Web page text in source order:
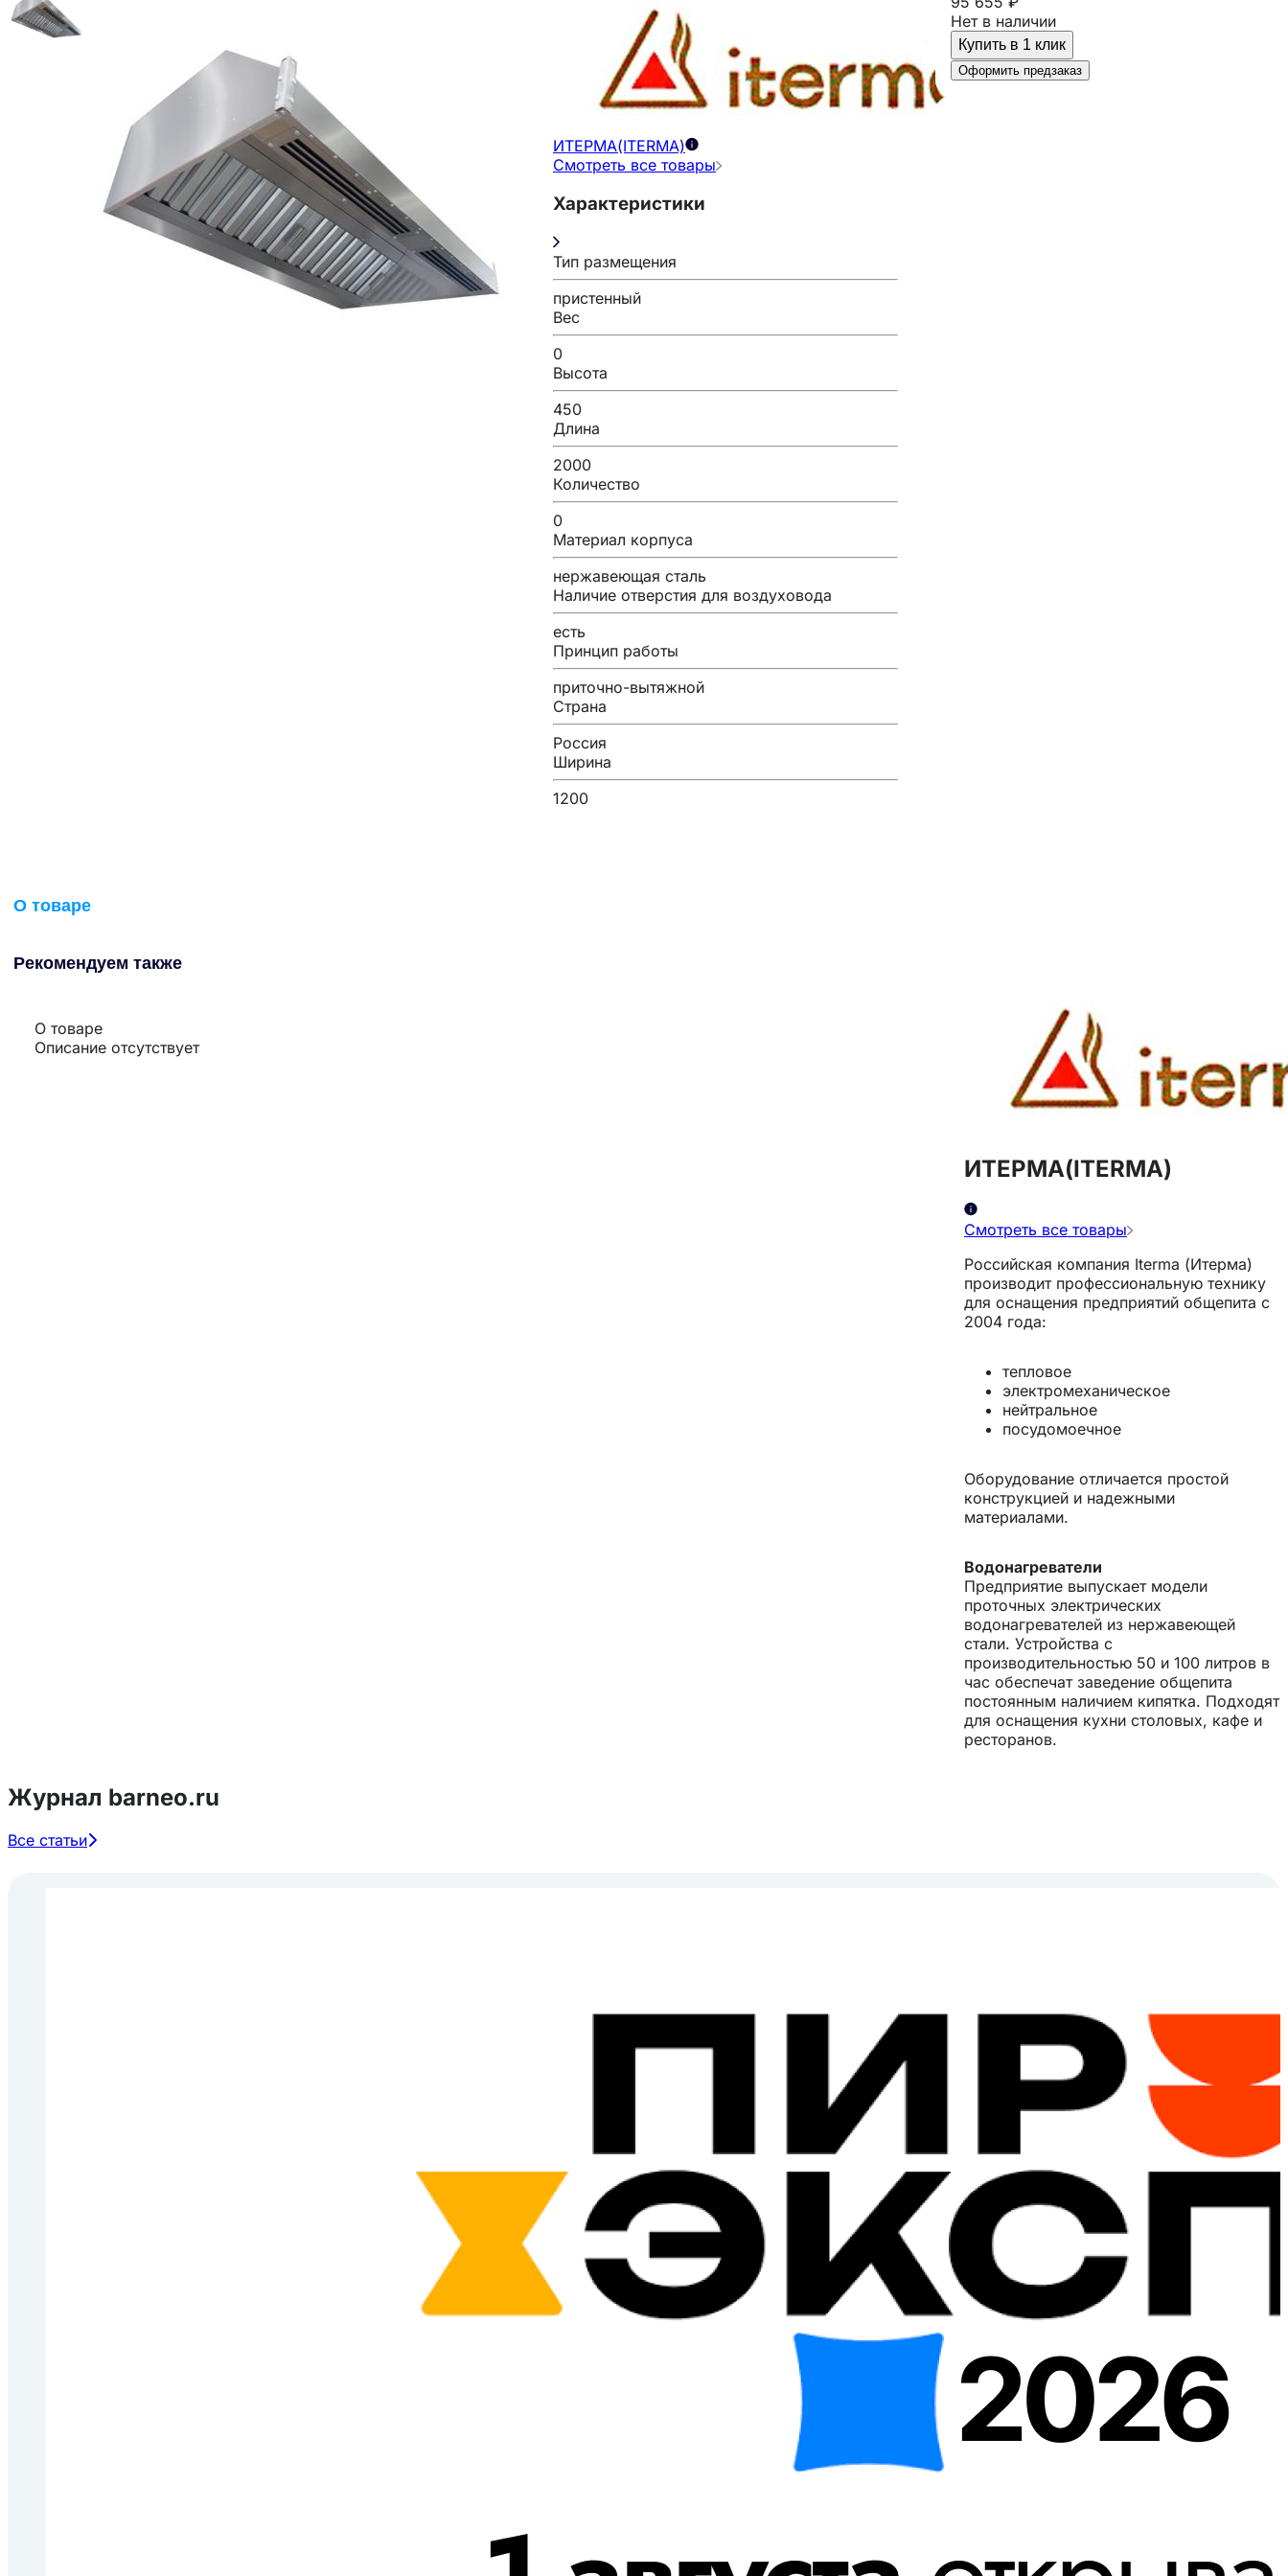
ИТЕРМА(ITERMA)
Смотреть все товары
Характеристики
Тип размещения
пристенный
Вес
0
Высота
450
Длина
2000
Количество
0
Материал корпуса
нержавеющая сталь
Наличие отверстия для воздуховода
есть
Принцип работы
приточно-вытяжной
Страна
Россия
Ширина
1200
Нет в наличии
Купить в 1 клик
Оформить предзаказ
О товаре
Рекомендуем также
О товаре
Описание отсутствует
ИТЕРМА(ITERMA)
Смотреть все товары
Российская компания Iterma (Итерма)
производит профессиональную технику
для оснащения предприятий общепита с
2004 года:
тепловое
электромеханическое
нейтральное
посудомоечное
Оборудование отличается простой
конструкцией и надежными
материалами.
Водонагреватели
Предприятие выпускает модели
проточных электрических
водонагревателей из нержавеющей
стали. Устройства с
производительностью 50 и 100 литров в
час обеспечат заведение общепита
постоянным наличием кипятка. Подходят
для оснащения кухни столовых, кафе и
ресторанов.
Журнал barneo.ru
Все статьи